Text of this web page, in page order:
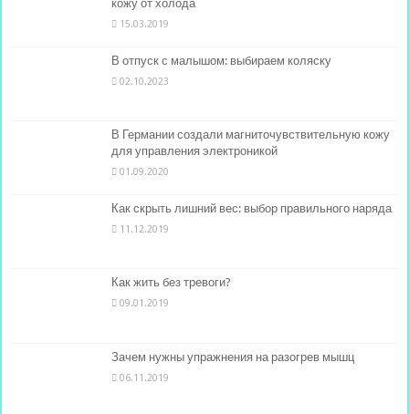
кожу от холода
15.03.2019
В отпуск с малышом: выбираем коляску
02.10.2023
В Германии создали магниточувствительную кожу
для управления электроникой
01.09.2020
Как скрыть лишний вес: выбор правильного наряда
11.12.2019
Как жить без тревоги?
09.01.2019
Зачем нужны упражнения на разогрев мышц
06.11.2019